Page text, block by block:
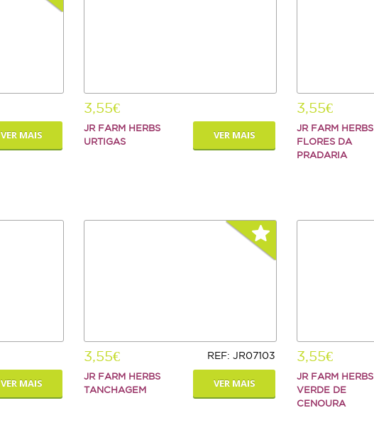
VER MAIS
3,55€
JR FARM HERBS
URTIGAS
VER MAIS
3,55€
JR FARM HERBS
FLORES DA
PRADARIA
VER MAIS
3,55€ REF: JR07103
JR FARM HERBS
TANCHAGEM
VER MAIS
3,55€
JR FARM HERBS
VERDE DE
CENOURA